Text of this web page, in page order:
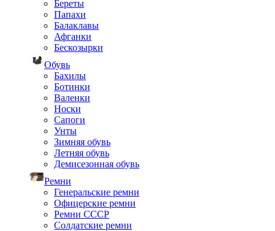
Береты
Папахи
Балаклавы
Афганки
Бескозырки
Обувь
Бахилы
Ботинки
Валенки
Носки
Сапоги
Унты
Зимняя обувь
Летняя обувь
Демисезонная обувь
Ремни
Генеральские ремни
Офицерские ремни
Ремни СССР
Солдатские ремни